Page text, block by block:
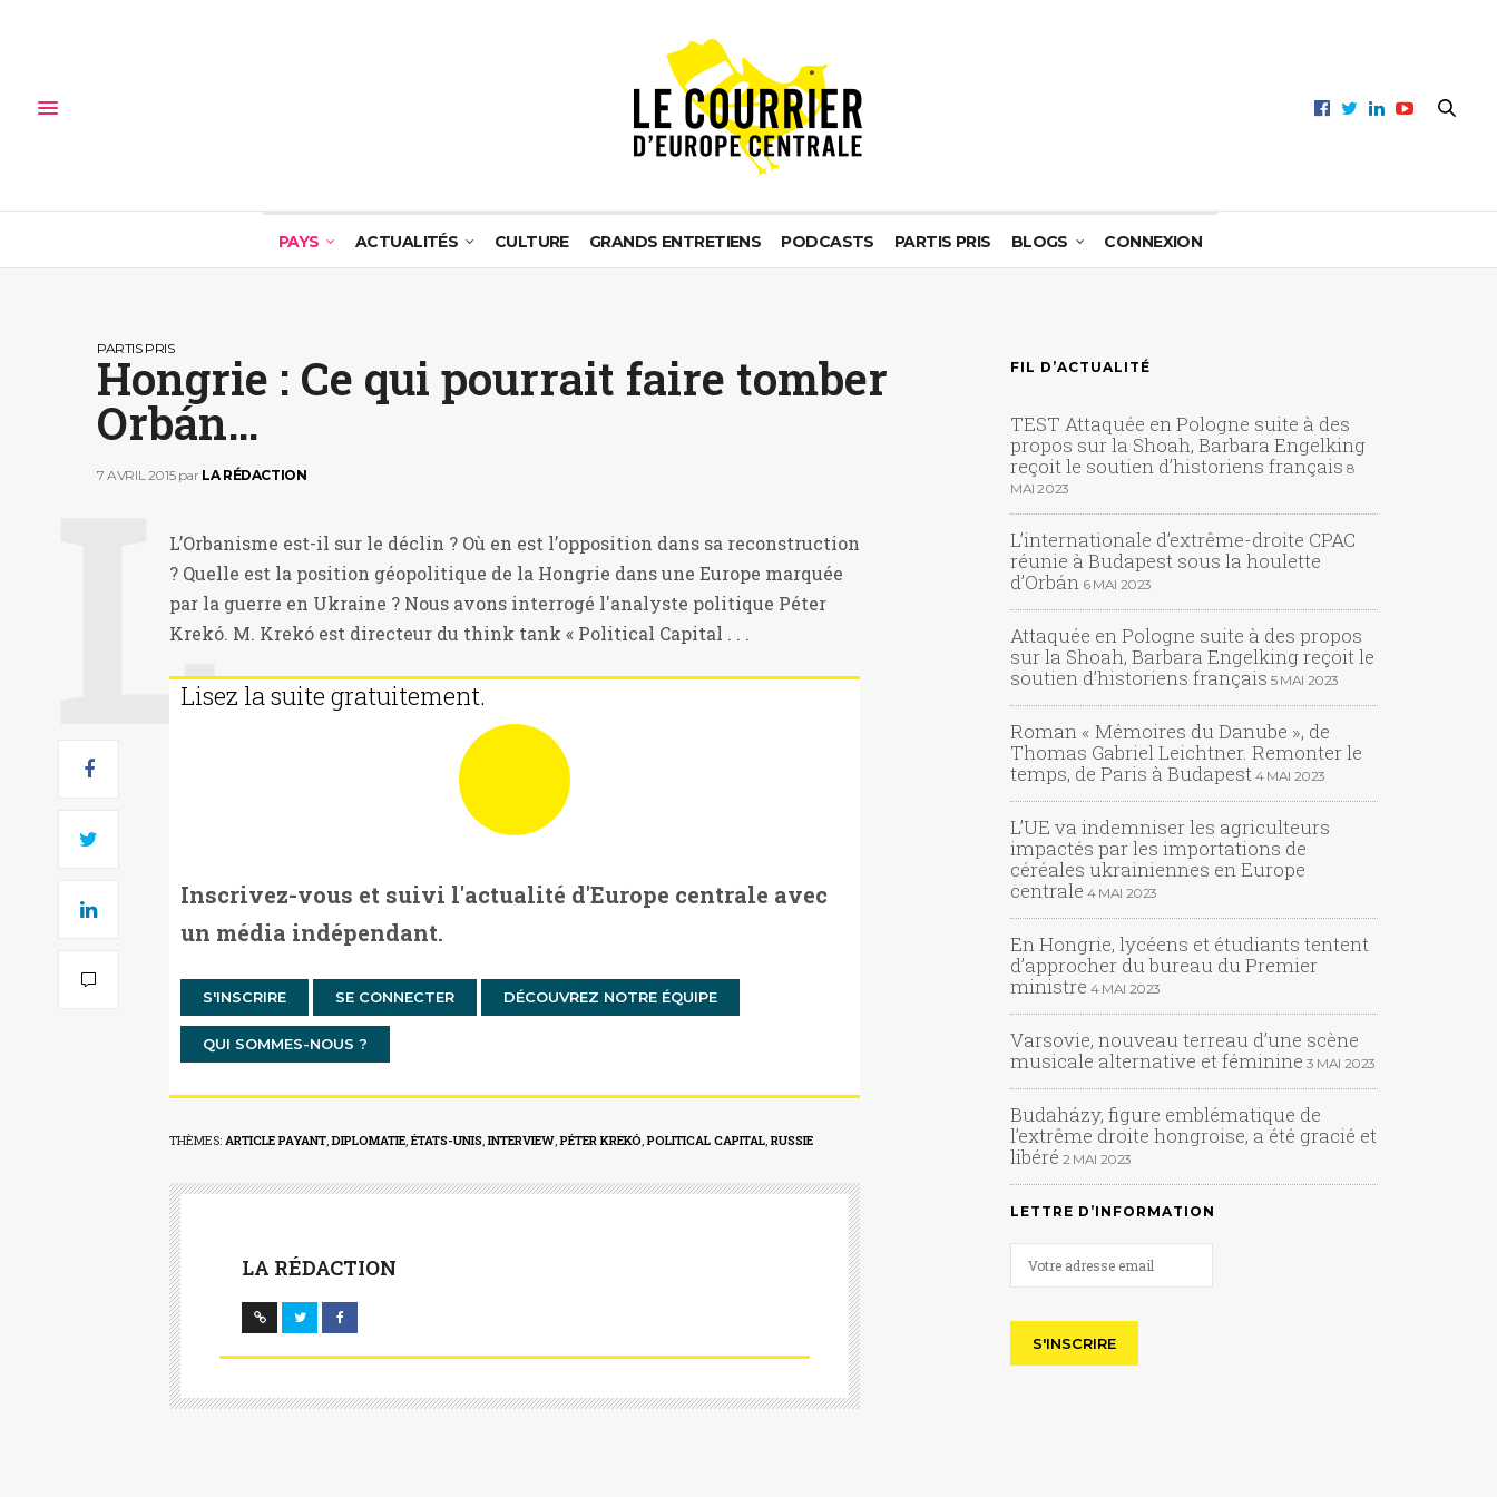
PAYS ACTUALITÉS CULTURE GRANDS ENTRETIENS PODCASTS PARTIS PRIS BLOGS CONNEXION
PARTIS PRIS
Hongrie : Ce qui pourrait faire tomber
Orbán…
7 AVRIL 2015 par LA RÉDACTION
L’Orbanisme est-il sur le déclin ? Où en est l’opposition dans sa reconstruction
? Quelle est la position géopolitique de la Hongrie dans une Europe marquée
par la guerre en Ukraine ? Nous avons interrogé l'analyste politique Péter
Krekó. M. Krekó est directeur du think tank « Political Capital . . .
Lisez la suite gratuitement.
Inscrivez-vous et suivi l'actualité d'Europe centrale avec
un média indépendant.
S'INSCRIRE SE CONNECTER DÉCOUVREZ NOTRE ÉQUIPE
QUI SOMMES-NOUS ?
THÈMES: ARTICLE PAYANT,DIPLOMATIE,ÉTATS-UNIS,INTERVIEW,PÉTER KREKÓ,POLITICAL CAPITAL,RUSSIE
LA RÉDACTION
FIL D’ACTUALITÉ
TEST Attaquée en Pologne suite à des
propos sur la Shoah, Barbara Engelking
reçoit le soutien d’historiens français 8
MAI 2023
L’internationale d’extrême-droite CPAC
réunie à Budapest sous la houlette
d’Orbán 6 MAI 2023
Attaquée en Pologne suite à des propos
sur la Shoah, Barbara Engelking reçoit le
soutien d’historiens français 5 MAI 2023
Roman « Mémoires du Danube », de
Thomas Gabriel Leichtner. Remonter le
temps, de Paris à Budapest 4 MAI 2023
L’UE va indemniser les agriculteurs
impactés par les importations de
céréales ukrainiennes en Europe
centrale 4 MAI 2023
En Hongrie, lycéens et étudiants tentent
d’approcher du bureau du Premier
ministre 4 MAI 2023
Varsovie, nouveau terreau d’une scène
musicale alternative et féminine 3 MAI 2023
Budaházy, figure emblématique de
l’extrême droite hongroise, a été gracié et
libéré 2 MAI 2023
LETTRE D’INFORMATION